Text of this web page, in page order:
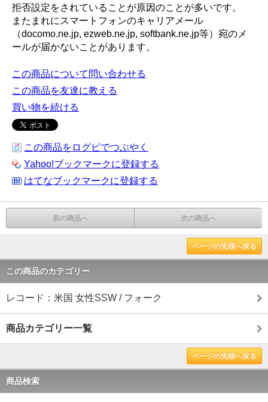
拒否設定をされていることが原因のことが多いです。
またまれにスマートフォンのキャリアメール
（docomo.ne.jp, ezweb.ne.jp, softbank.ne.jp等）宛のメ
ールが届かないことがあります。
この商品について問い合わせる
この商品を友達に教える
買い物を続ける
この商品をログピでつぶやく
Yahoo!ブックマークに登録する
はてなブックマークに登録する
前の商品へ 次の商品へ
ページの先頭へ戻る
この商品のカテゴリー
レコード：米国 女性SSW / フォーク
商品カテゴリー一覧
ページの先頭へ戻る
商品検索